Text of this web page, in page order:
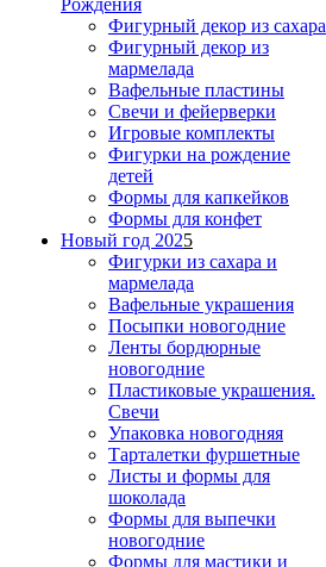
Фигурный декор из сахара
Фигурный декор из
мармелада
Вафельные пластины
Свечи и фейерверки
Игровые комплекты
Фигурки на рождение
детей
Формы для капкейков
Формы для конфет
Новый год 2025
Фигурки из сахара и
мармелада
Вафельные украшения
Посыпки новогодние
Ленты бордюрные
новогодние
Пластиковые украшения.
Свечи
Упаковка новогодняя
Тарталетки фуршетные
Листы и формы для
шоколада
Формы для выпечки
новогодние
Формы для мастики и